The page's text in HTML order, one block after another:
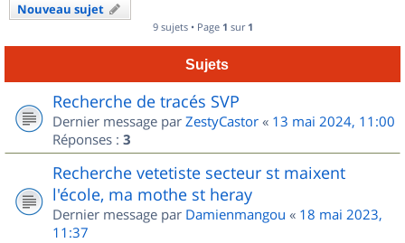
Nouveau sujet
9 sujets • Page 1 sur 1
Sujets
Recherche de tracés SVP
Dernier message par ZestyCastor « 13 mai 2024, 11:00
Réponses : 3
Recherche vetetiste secteur st maixent
l'école, ma mothe st heray
Dernier message par Damienmangou « 18 mai 2023,
11:37